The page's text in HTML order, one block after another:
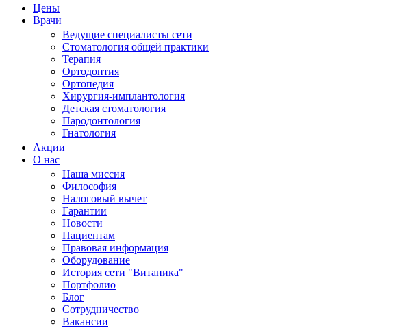
Цены
Врачи
Ведущие специалисты сети
Стоматология общей практики
Терапия
Ортодонтия
Ортопедия
Хирургия-имплантология
Детская стоматология
Пародонтология
Гнатология
Акции
О нас
Наша миссия
Философия
Налоговый вычет
Гарантии
Новости
Пациентам
Правовая информация
Оборудование
История сети "Витаника"
Портфолио
Блог
Сотрудничество
Вакансии